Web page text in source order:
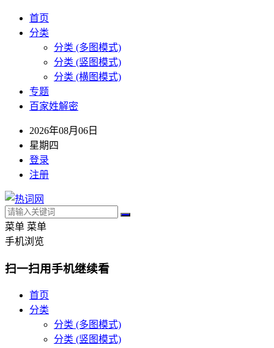
首页
分类
分类 (多图模式)
分类 (竖图模式)
分类 (横图模式)
专题
百家姓解密
2026年08月06日
星期四
登录
注册
菜单 菜单
手机浏览
扫一扫用手机继续看
首页
分类
分类 (多图模式)
分类 (竖图模式)